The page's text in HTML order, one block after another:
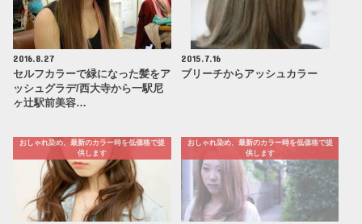
2016.8.27
セルフカラーで緑になった髪をア
ッシュグラデ/西大寺から一駅尼
ヶ辻駅前美容…
2015.7.16
ブリーチからアッシュカラー
おしゃれ染め、最新のカラー時を低価格で提
供します
おしゃれ染め、最新のカラー時を低価格で提
供します